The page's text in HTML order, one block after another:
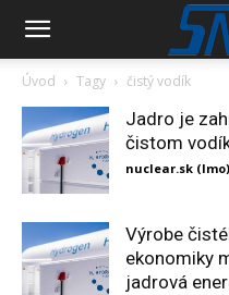
Úvod Tagy čistý vodík
Jadro je
čistom
nuclear.sk (lmo)
Výrobe
ekonomiky
jadrová